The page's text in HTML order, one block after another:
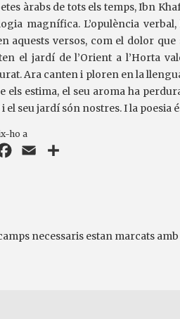
àrabs de tots els temps, Ibn
magnífica. L’opulència
aquests versos, com el dolor que
el jardí de l’Orient a l’Horta
Ara canten i ploren en la
estima, el seu aroma ha
seu jardí són nostres. I la poesia
ho a
Facebook
Email
necessaris estan marcats amb